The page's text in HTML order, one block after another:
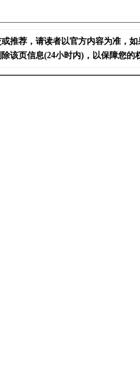
推荐，请读者以官方内容为准，
该页信息(24小时内)，以保障您的